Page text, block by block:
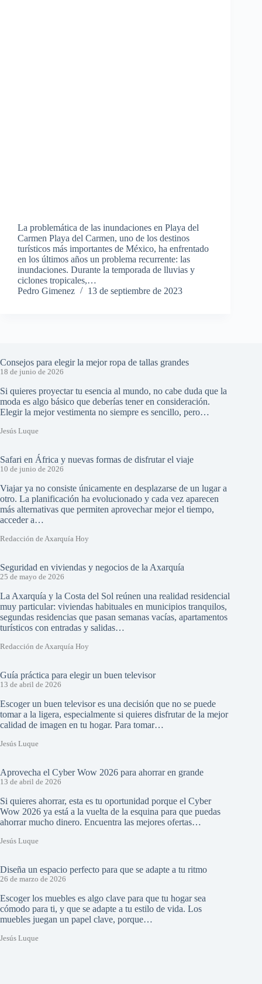
La problemática de las inundaciones en Playa del
Carmen Playa del Carmen, uno de los destinos
turísticos más importantes de México, ha enfrentado
en los últimos años un problema recurrente: las
inundaciones. Durante la temporada de lluvias y
ciclones tropicales,…
Pedro Gimenez
13 de septiembre de 2023
Consejos para elegir la mejor ropa de tallas grandes
18 de junio de 2026
Si quieres proyectar tu esencia al mundo, no cabe duda que la
moda es algo básico que deberías tener en consideración.
Elegir la mejor vestimenta no siempre es sencillo, pero…
Jesús Luque
Safari en África y nuevas formas de disfrutar el viaje
10 de junio de 2026
Viajar ya no consiste únicamente en desplazarse de un lugar a
otro. La planificación ha evolucionado y cada vez aparecen
más alternativas que permiten aprovechar mejor el tiempo,
acceder a…
Redacción de Axarquía Hoy
Seguridad en viviendas y negocios de la Axarquía
25 de mayo de 2026
La Axarquía y la Costa del Sol reúnen una realidad residencial
muy particular: viviendas habituales en municipios tranquilos,
segundas residencias que pasan semanas vacías, apartamentos
turísticos con entradas y salidas…
Redacción de Axarquía Hoy
Guía práctica para elegir un buen televisor
13 de abril de 2026
Escoger un buen televisor es una decisión que no se puede
tomar a la ligera, especialmente si quieres disfrutar de la mejor
calidad de imagen en tu hogar. Para tomar…
Jesús Luque
Aprovecha el Cyber Wow 2026 para ahorrar en grande
13 de abril de 2026
Si quieres ahorrar, esta es tu oportunidad porque el Cyber
Wow 2026 ya está a la vuelta de la esquina para que puedas
ahorrar mucho dinero. Encuentra las mejores ofertas…
Jesús Luque
Diseña un espacio perfecto para que se adapte a tu ritmo
26 de marzo de 2026
Escoger los muebles es algo clave para que tu hogar sea
cómodo para ti, y que se adapte a tu estilo de vida. Los
muebles juegan un papel clave, porque…
Jesús Luque